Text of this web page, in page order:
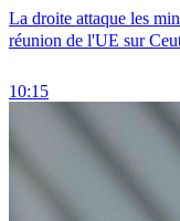
La droite attaque les
réunion de l'UE sur
10:15